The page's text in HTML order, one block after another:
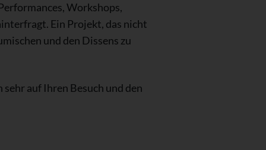
Workshops,
Ein Projekt, das nicht
und den Dissens zu
auf Ihren Besuch und den